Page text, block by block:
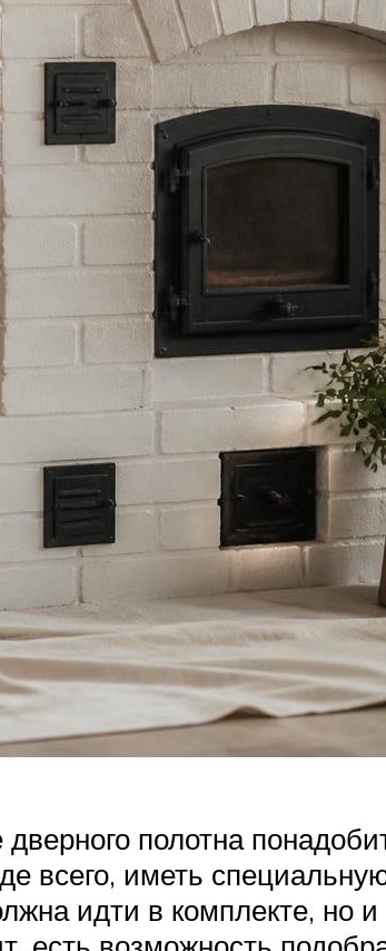
полотна
всего, иметь
идти в комплекте, но